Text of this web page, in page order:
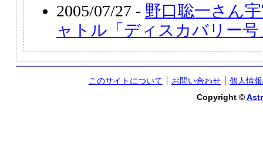
2005/07/27 - 野口聡一さん
ャトル「ディスカバリー
このサイトについて お問い合わせ
個人情
Copyright ©